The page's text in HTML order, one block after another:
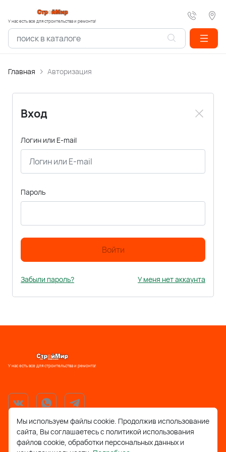
У нас есть все для строительства и ремонта!
Главная Авторизация
Вход
Логин или E-mail
Пароль
Войти
Забыли пароль? У меня нет аккаунта
У нас есть все для строительства и ремонта!
support@stroymir48.ru
Мы используем файлы cookie. Продолжив использование
сайта, Вы соглашаетесь с политикой использования
файлов cookie, обработки персональных данных и